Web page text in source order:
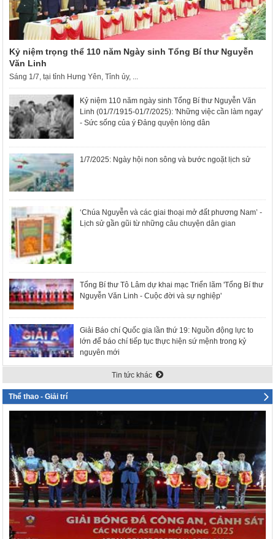
Kỷ niệm trọng thể 110 năm Ngày sinh Tổng Bí thư Nguyễn
Văn Linh
Sáng 1/7, tại tỉnh Hưng Yên, Tỉnh ủy, ...
Kỷ niệm 110 năm ngày sinh Tổng Bí thư Nguyễn Văn
Linh (01/7/1915-01/7/2025): 'Những việc cần làm ngay'
- Sức sống của ý Đảng quyện lòng dân
1/7/2025: Ngày hội non sông và bước ngoặt lịch sử
‘Chúa Nguyễn và các giai thoại mở đất phương Nam’ -
Lịch sử gần gũi từ những câu chuyện dân gian
Tổng Bí thư Tô Lâm dự khai mạc Triển lãm 'Tổng Bí thư
Nguyễn Văn Linh - Cuộc đời và sự nghiệp'
Giải Báo chí Quốc gia lần thứ 19: Nguồn động lực to
lớn để báo chí tiếp tục thực hiện sứ mệnh trong kỷ
nguyên mới
Tin tức khác
Thể thao - Giải trí